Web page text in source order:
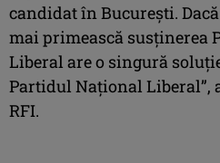
candidat în Bucureşti.
mai primească susţinerea
Liberal are o singură
Partidul Naţional Liberal”,
RFI.